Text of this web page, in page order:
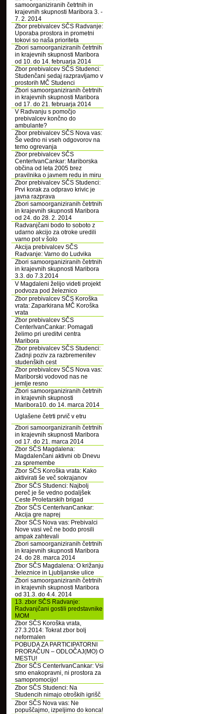
samoorganiziranih četrtnih in
krajevnih skupnosti Maribora 3. -
7. 2. 2014
Zbor prebivalcev SČS Radvanje:
Uporaba prostora in prometni
tokovi so naša prioriteta
Zbori samoorganiziranih četrtnih
in krajevnih skupnosti Maribora
od 10. do 14. februarja 2014
Zbor prebivalcev SČS Studenci:
Studenčani sedaj razpravljamo v
prostorih MČ Studenci
Zbori samoorganiziranih četrtnih
in krajevnih skupnosti Maribora
od 17. do 21. februarja 2014
V Radvanju s pomočjo
prebivalcev končno do
ambulante?
Zbor prebivalcev SČS Nova vas:
Še vedno ni vseh odgovorov na
temo ogrevanja
Zbor prebivalcev SČS
CenterIvanCankar: Mariborska
občina od leta 2005 brez
pravilnika o javnem redu in miru
Zbor prebivalcev SČS Studenci:
Prvi korak za odpravo krivic je
javna razprava
Zbori samoorganiziranih četrtnih
in krajevnih skupnosti Maribora
od 24. do 28. 2. 2014
Radvanjčani bodo to soboto z
udarno akcijo za otroke uredili
varno pot v šolo
Akcija prebivalcev SČS
Radvanje: Varno do Ludvika
Zbori samoorganiziranih četrtnih
in krajevnih skupnosti Maribora
3.3. do 7.3.2014
V Magdaleni želijo videti projekt
podvoza pod železnico
Zbor prebivalcev SČS Koroška
vrata: Zaparkirana MČ Koroška
vrata
Zbor prebivalcev SČS
CenterIvanCankar: Pomagati
želimo pri ureditvi centra
Maribora
Zbor prebivalcev SČS Studenci:
Zadnji poziv za razbremenitev
studenških cest
Zbor prebivalcev SČS Nova vas:
Mariborski vodovod nas ne
jemlje resno
Zbori samoorganiziranih četrtnih
in krajevnih skupnosti
Maribora10. do 14. marca 2014
Uglašene četrti prvič v etru
Zbori samoorganiziranih četrtnih
in krajevnih skupnosti Maribora
od 17. do 21. marca 2014
Zbor SČS Magdalena:
Magdalenčani aktivni ob Dnevu
za spremembe
Zbor SČS Koroška vrata: Kako
aktivirati še več sokrajanov
Zbor SČS Studenci: Najbolj
pereč je še vedno podaljšek
Ceste Proletarskih brigad
Zbor SČS CenterIvanCankar:
Akcija gre naprej
Zbor SČS Nova vas: Prebivalci
Nove vasi več ne bodo prosili
ampak zahtevali
Zbori samoorganiziranih četrtnih
in krajevnih skupnosti Maribora
24. do 28. marca 2014
Zbor SČS Magdalena: O križanju
železnice in Ljubljanske ulice
Zbori samoorganiziranih četrtnih
in krajevnih skupnosti Maribora
od 31.3. do 4.4. 2014
13. zbor SČS Radvanje:
Radvanjčani gostili predstavnike
MOM
Zbor SČS Koroška vrata,
27.3.2014: Tokrat zbor bolj
neformalen
POBUDA ZA PARTICIPATORNI
PRORAČUN – ODLOČAJ(MO) O
MESTU!
Zbor SČS CenterIvanCankar: Vsi
smo enakopravni, ni prostora za
samopromocijo!
Zbor SČS Studenci: Na
Studencih nimajo otroških igrišč
Zbor SČS Nova vas: Ne
popuščajmo, izpeljimo do konca!